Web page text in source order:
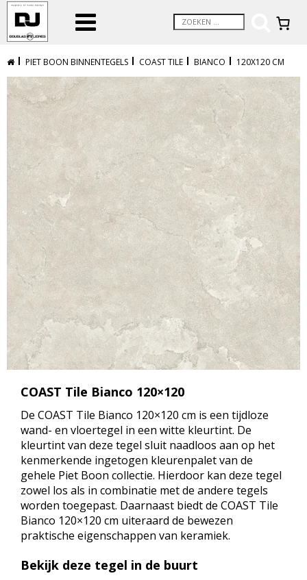
PIET BOON BINNENTEGELS COAST TILE BIANCO 120X120 CM
COAST Tile Bianco 120×120
De COAST Tile Bianco 120×120 cm is een tijdloze
wand- en vloertegel in een witte kleurtint. De
kleurtint van deze tegel sluit naadloos aan op het
kenmerkende ingetogen kleurenpalet van de
gehele Piet Boon collectie. Hierdoor kan deze tegel
zowel los als in combinatie met de andere tegels
worden toegepast. Daarnaast biedt de COAST Tile
Bianco 120×120 cm uiteraard de bewezen
praktische eigenschappen van keramiek.
Bekijk deze tegel in de buurt